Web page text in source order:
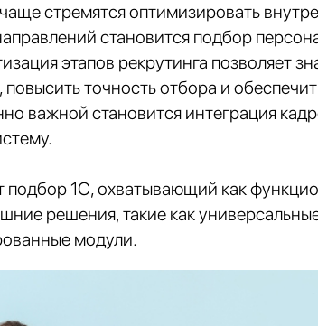
стремятся оптимизировать
становится подбор
этапов рекрутинга позволяет
точность отбора и
важной становится интеграция
1С, охватывающий как
решения, такие как
модули.